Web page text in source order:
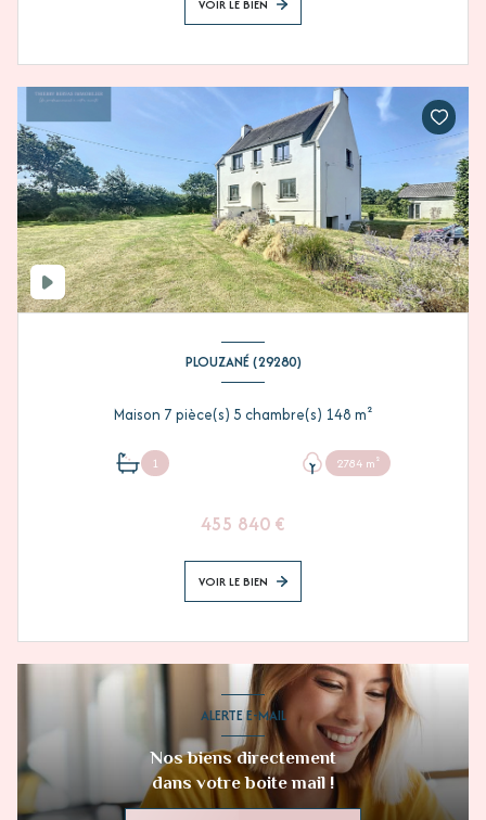
VOIR LE BIEN
PLOUZANÉ (29280)
Maison 7 pièce(s) 5 chambre(s) 148 m²
1 2784 m²
455 840 €
VOIR LE BIEN
ALERTE E-MAIL
Nos biens directement
dans votre boite mail !